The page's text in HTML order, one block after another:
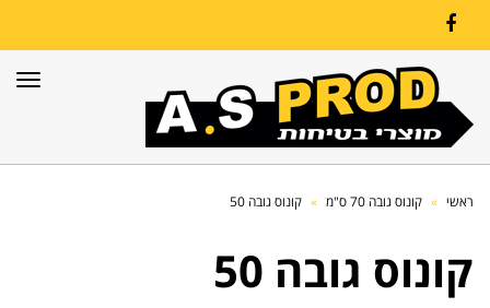
Facebook
ראשי » קונוס גובה 70 ס"מ » קונוס גובה 50
קונוס גובה 50